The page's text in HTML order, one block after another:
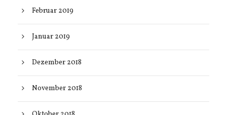
Februar 2019
Januar 2019
Dezember 2018
November 2018